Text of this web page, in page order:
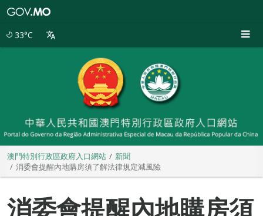
33°C
澳門特別行政區政府入口網站
新聞
消委會提醒內地購房須了解法律規定減風險
消委會提醒內地購房須